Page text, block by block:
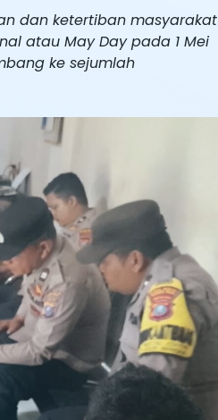
dan ketertiban masyarakat
atau May Day pada 1 Mei
ke sejumlah